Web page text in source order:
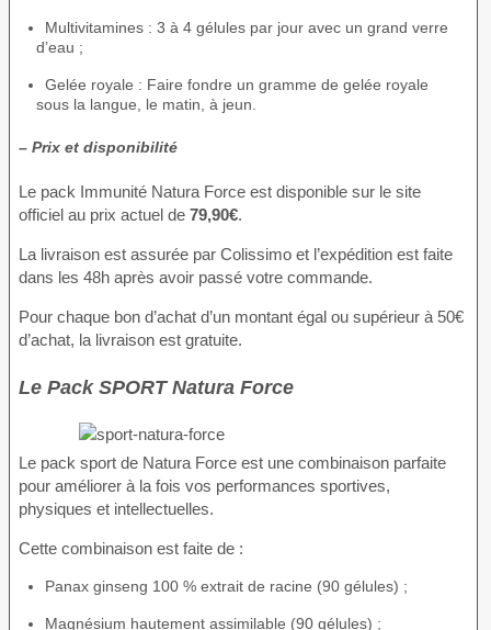
Multivitamines : 3 à 4 gélules par jour avec un grand verre
d’eau ;
Gelée royale : Faire fondre un gramme de gelée royale
sous la langue, le matin, à jeun.
– Prix et disponibilité
Le pack Immunité Natura Force est disponible sur le site
officiel au prix actuel de 79,90€.
La livraison est assurée par Colissimo et l’expédition est faite
dans les 48h après avoir passé votre commande.
Pour chaque bon d’achat d’un montant égal ou supérieur à 50€
d’achat, la livraison est gratuite.
Le Pack SPORT Natura Force
Le pack sport de Natura Force est une combinaison parfaite
pour améliorer à la fois vos performances sportives,
physiques et intellectuelles.
Cette combinaison est faite de :
Panax ginseng 100 % extrait de racine (90 gélules) ;
Magnésium hautement assimilable (90 gélules) ;